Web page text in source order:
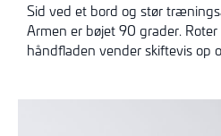
Sid ved et bord og stør
Armen er bøjet 90 grader.
håndfladen vender skiftevis op